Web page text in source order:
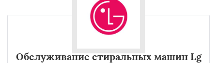
Обслуживание стиральных машин Lg